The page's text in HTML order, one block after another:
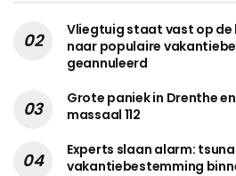
Vliegtuig staat vast op
naar populaire
geannuleerd
Grote paniek in Drenthe
massaal 112
Experts slaan alarm:
vakantiebestemming